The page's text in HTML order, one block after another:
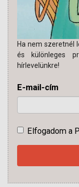
Ha nem szeretnél
és különleges
hírlevelünkre!
E-mail-cím
Elfogadom a